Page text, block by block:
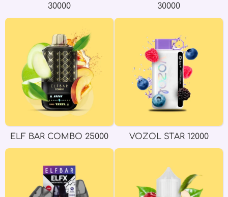
30000
30000
ELF BAR COMBO 25000 VOZOL STAR 12000